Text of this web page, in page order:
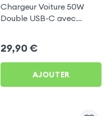
Chargeur Voiture 50W
Double USB-C avec
29,90 €
AJOUTER